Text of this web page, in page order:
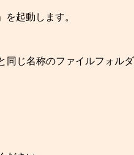
起動します。
じ名称のファイルフォル